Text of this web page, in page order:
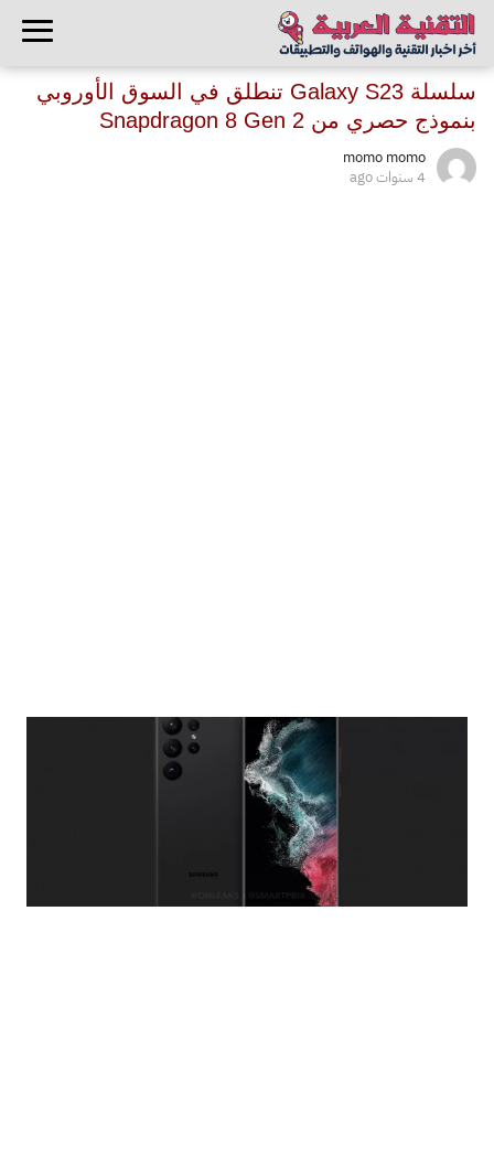
سلسلة Galaxy S23 تنطلق في السوق الأوروبي
بنموذج حصري من Snapdragon 8 Gen 2
momo momo
4 سنوات ago